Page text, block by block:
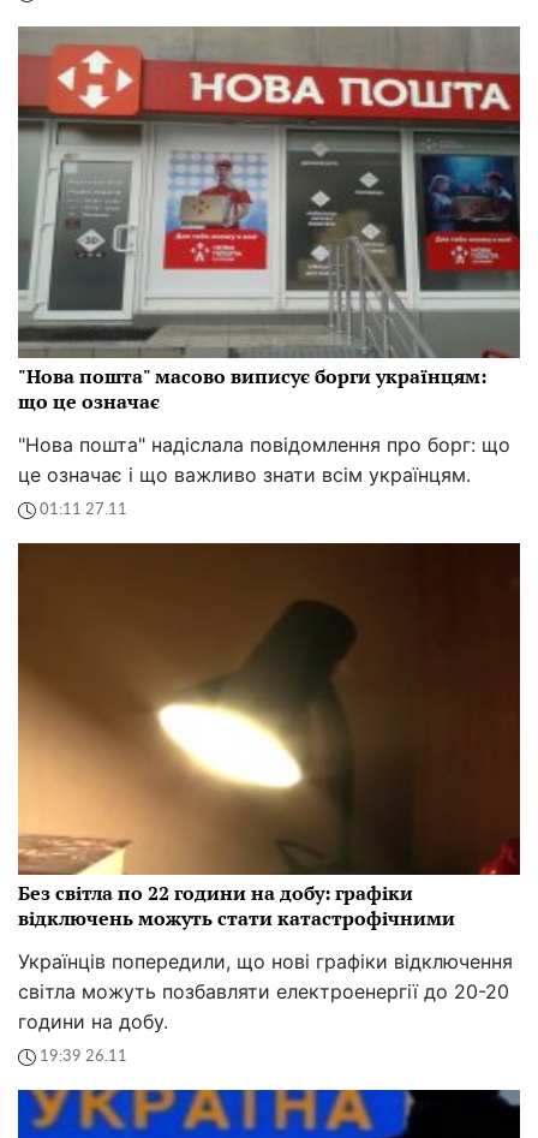
"Нова пошта" масово виписує борги українцям:
що це означає
"Нова пошта" надіслала повідомлення про борг: що
це означає і що важливо знати всім українцям.
01:11 27.11
Без світла по 22 години на добу: графіки
відключень можуть стати катастрофічними
Українців попередили, що нові графіки відключення
світла можуть позбавляти електроенергії до 20-20
години на добу.
19:39 26.11